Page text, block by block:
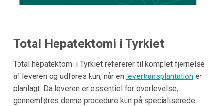
Total Hepatektomi i Tyrkiet
Total hepatektomi i Tyrkiet refererer til komplet fjernelse
af leveren og udføres kun, når en levertransplantationer
planlagt. Da leveren er essentiel for overlevelse,
gennemføres denne procedure kun på specialiserede